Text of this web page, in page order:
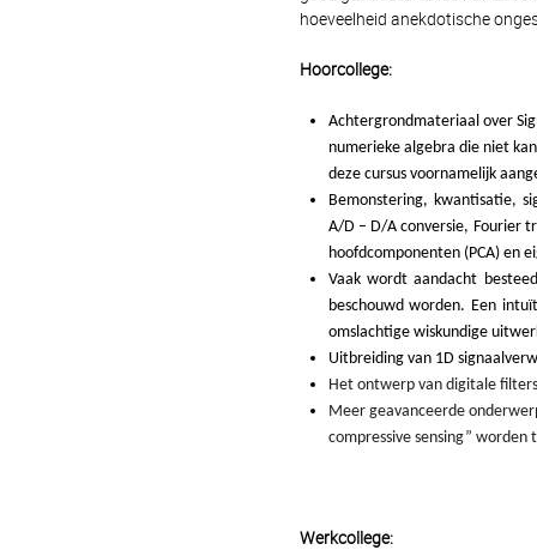
hoeveelheid anekdotische
Hoorcollege:
Achtergrondmateriaal over
numerieke algebra die niet
deze cursus voornamelijk
Bemonstering, kwantisatie,
A/D – D/A conversie, Fourier
hoofdcomponenten (PCA) en
Vaak wordt aandacht
beschouwd worden. Een
omslachtige wiskundige
Uitbreiding van 1D
Het ontwerp van digitale
Meer geavanceerde
compressive sensing”
Werkcollege: